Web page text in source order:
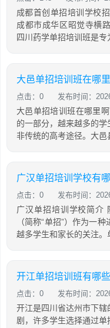
成都首创单招培训学校
成都市成华区昭觉寺横
四川药学单招培训班是专
大邑单招培训班在哪
点击：0 发布时间：
大邑单招培训班在哪里
的一部分，越来越多的
非传统的高考途径。大邑
广汉单招培训学校有
点击：0 发布时间：
广汉单招培训学校简介
（简称“单招”）作为一
越多学生和家长的关注。
开江单招培训班有哪
点击：0 发布时间：
开江是四川省达州市下
剧，许多学生选择通过